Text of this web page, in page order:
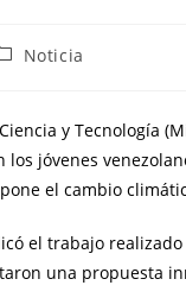
Noticia
y Tecnología
jóvenes
el cambio
el trabajo
una propuesta